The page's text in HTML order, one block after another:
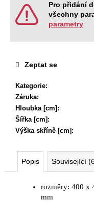
Pro přidání
všechny
parametry
Kategorie:
Záruka:
Hloubka [cm] :
Šířka [cm] :
Výška skříně [cm] :
Zeptat se
Popis Související
rozměry: 400 x
mm
468
Kč